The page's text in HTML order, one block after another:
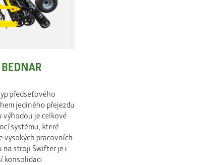
předseťového
jediného přejezdu
výhodou je celkové
systému, které
vysokých pracovních
na stroji Swifter je i
konsolidaci